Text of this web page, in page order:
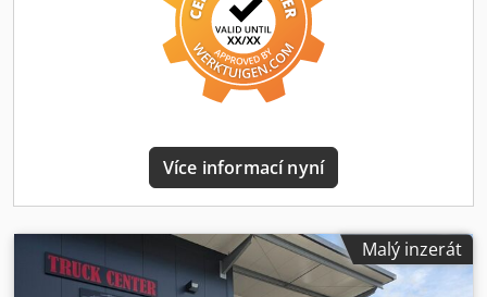
spolujezdce, multifunkční, elektronické rozdělování brzdné
síly, brzdový asistent, nastavitelný volant, elektronický
stabilizační program (ESP), generátor 185 A,
karoserie/nadstavba: valníková plachtová kabina, rozvor
4215 mm, typ pohonu: pohon předních kol, 6stupňová
autobusů. Financování nebo leasing je možné
prostřednictvím Santander Consumer Bank, Targo Bank
nebo Auto Europa Bank, rádi vám poradíme. Tato nabídka
je nezávazná, neposkytujeme záruku za specifikace výbavy.
Uvedená výbava je nutné případně ověřit. Změny, chyby a
prodej vyhrazen. Doprava za příplatek je možná. Exportní
značky k dispozici přímo zde. Možnost protiúčtu vašeho
Více informací nyní
Malý inzerát